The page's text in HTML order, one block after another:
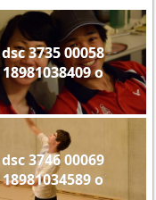
dsc 3735 00058
18981038409 o
dsc 3746 00069
18981034589 o